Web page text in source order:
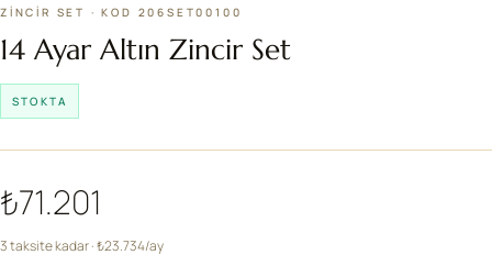
ZINCIR SET · KOD 206SET00100
14 Ayar Altın Zincir Set
STOKTA
₺71.201
3 taksite kadar · ₺23.734/ay